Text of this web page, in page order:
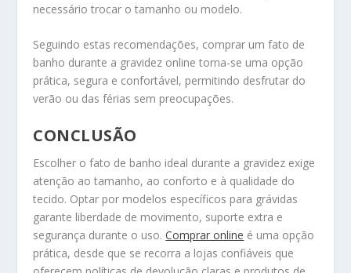
necessário trocar o tamanho ou modelo.
Seguindo estas recomendações, comprar um fato de
banho durante a gravidez online torna-se uma opção
prática, segura e confortável, permitindo desfrutar do
verão ou das férias sem preocupações.
CONCLUSÃO
Escolher o fato de banho ideal durante a gravidez exige
atenção ao tamanho, ao conforto e à qualidade do
tecido. Optar por modelos específicos para grávidas
garante liberdade de movimento, suporte extra e
segurança durante o uso.Comprar online é uma opção
prática, desde que se recorra a lojas confiáveis que